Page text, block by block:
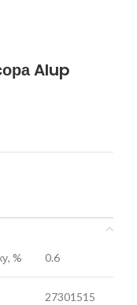
Alup
% 0.6
27301515